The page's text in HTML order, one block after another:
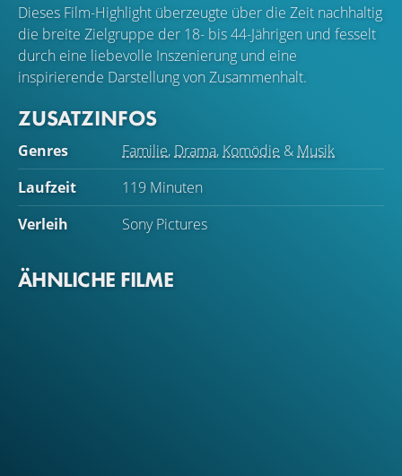
Dieses Film-Highlight überzeugte über die Zeit nachhaltig
die breite Zielgruppe der 18- bis 44-Jährigen und fesselt
durch eine liebevolle Inszenierung und eine
inspirierende Darstellung von Zusammenhalt.
ZUSATZINFOS
Genres Familie, Drama, Komödie & Musik
Laufzeit
119 Minuten
Verleih
Sony Pictures
ÄHNLICHE FILME